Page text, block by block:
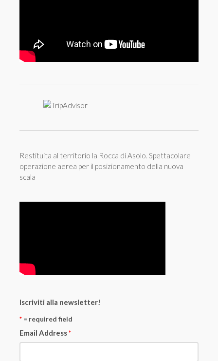
Restituita al territorio la Rocca di Asolo. Spettacolare
operazione aerea per il posizionamento della nuova
scala
Iscriviti alla newsletter!
* = required field
Email Address*